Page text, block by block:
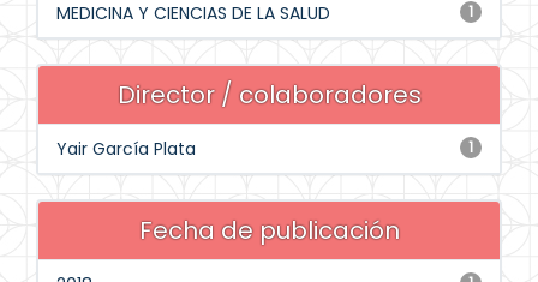
1
MEDICINA Y CIENCIAS DE LA SALUD
Director / colaboradores
1
Yair García Plata
Fecha de publicación